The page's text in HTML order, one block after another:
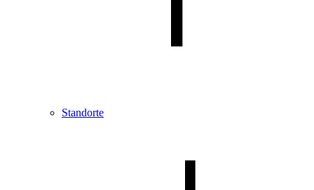
Standorte